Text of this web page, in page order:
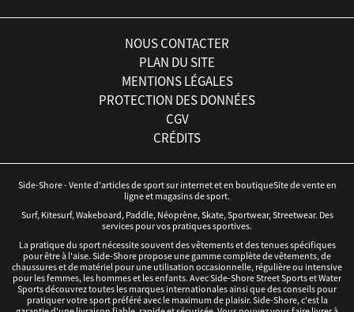
NOUS CONTACTER
PLAN DU SITE
MENTIONS LÉGALES
PROTECTION DES DONNÉES
CGV
CRÉDITS
Side-Shore - Vente d'articles de sport sur internet et en boutiqueSite de vente en
ligne et magasins de sport.
Surf, Kitesurf, Wakeboard, Paddle, Néoprène, Skate, Sportwear, Streetwear. Des
services pour vos pratiques sportives.
La pratique du sport nécessite souvent des vêtements et des tenues spécifiques
pour être à l'aise. Side-Shore propose une gamme complète de vêtements, de
chaussures et de matériel pour une utilisation occasionnelle, régulière ou intensive
pour les femmes, les hommes et les enfants. Avec Side-Shore Street Sports et Water
Sports découvrez toutes les marques internationales ainsi que des conseils pour
pratiquer votre sport préféré avec le maximum de plaisir. Side-Shore, c'est la